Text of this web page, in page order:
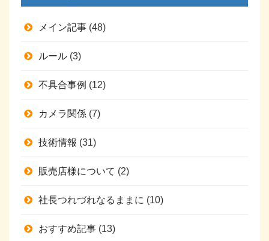
メイン記事 (48)
ルール (3)
不具合事例 (12)
カメラ関係 (7)
技術情報 (31)
販売店様について (2)
社長つれづれなるままに (10)
おすすめ記事 (13)